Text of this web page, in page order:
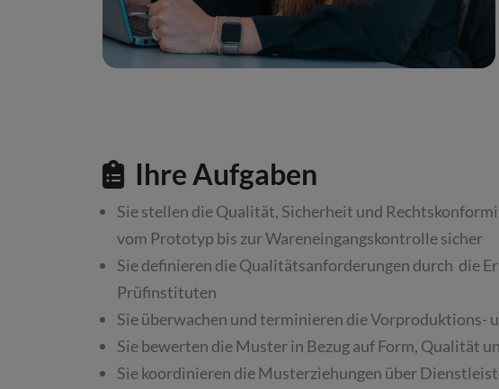
Ihre Aufgaben
Sie stellen die Qualität, Sicherheit und
vom Prototyp bis zur Wareneingangskontrolle sicher
Sie definieren die Qualitätsanforderungen durch die
Prüfinstituten
Sie überwachen und terminieren die Vorproduktions-
Sie bewerten die Muster in Bezug auf Form, Qualität
Sie koordinieren die Musterziehungen über